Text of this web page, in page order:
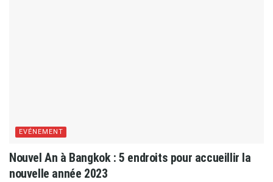
EVÉNEMENT
Nouvel An à Bangkok : 5 endroits pour accueillir la
nouvelle année 2023